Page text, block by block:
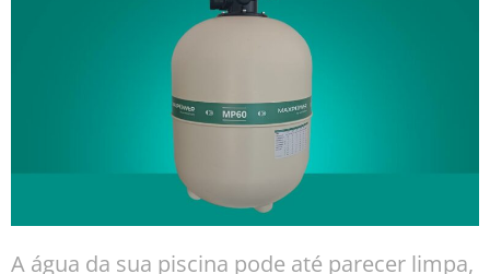
A água da sua piscina pode até parecer limpa,